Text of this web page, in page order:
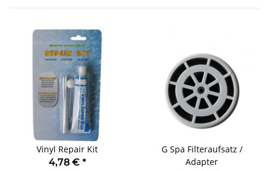
Vinyl Repair Kit
4,78 € *
G Spa Filteraufsatz /
Adapter